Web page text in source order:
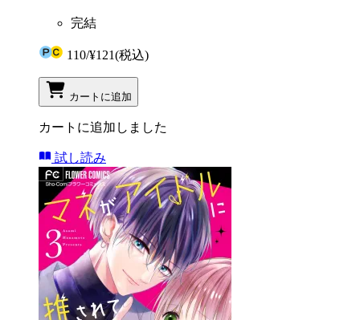
完結
110/¥121(税込)
カートに追加
カートに追加しました
試し読み